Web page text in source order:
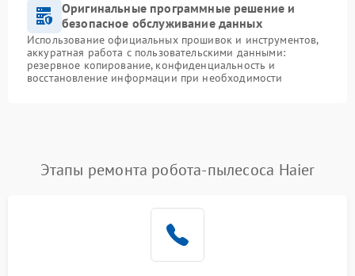
Оригинальные программные решение и
безопасное обслуживание данных
Использование официальных прошивок и инструментов,
аккуратная работа с пользовательскими данными:
резервное копирование, конфиденциальность и
восстановление информации при необходимости
Этапы ремонта робота-пылесоса Haier